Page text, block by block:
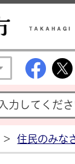
高
> 住民のみな